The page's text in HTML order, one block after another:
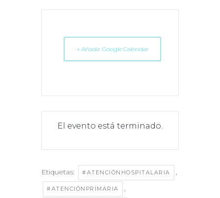
+ Añadir Google Calendar
El evento está terminado.
Etiquetas: #ATENCIÓNHOSPITALARIA ,
#ATENCIÓNPRIMARIA ,